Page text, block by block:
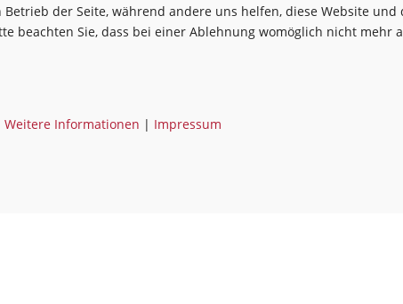
der Seite, während andere uns helfen, diese Website
beachten Sie, dass bei einer Ablehnung womöglich nicht
Weitere Informationen | Impressum